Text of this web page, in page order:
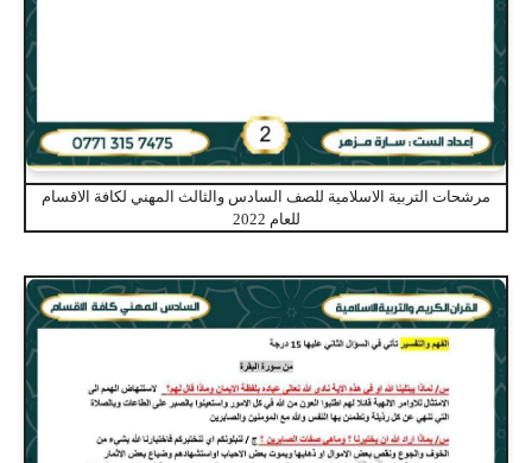
مرشحات التربية الاسلامية للصف السادس والثالث المهني لكافة الاقسام
للعام 2022